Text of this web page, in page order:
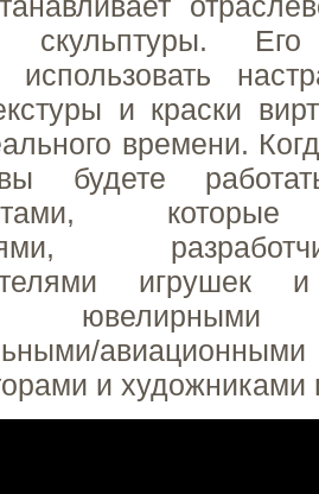
скульптуры. Его
использовать
и краски
времени.
будете
которые
игрушек
ювелирными
и художниками